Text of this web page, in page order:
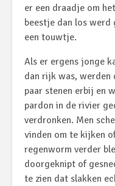
er een draadje om
beestje dan los werd
een touwtje.
Als er ergens jonge
dan rijk was, werden
paar stenen erbij en
pardon in de rivier
verdronken. Men
vinden om te kijken
regenworm verder
doorgeknipt of
te zien dat slakken